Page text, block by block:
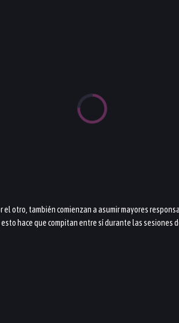
otro, también comienzan a asumir mayores
hace que compitan entre sí durante las